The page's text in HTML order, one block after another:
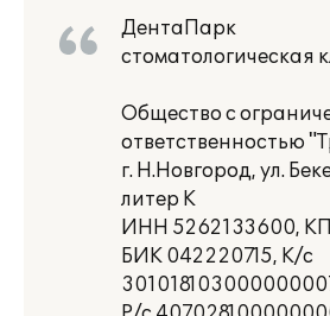
ДентаПарк
стоматологическая
Общество с
ответственностью
г. Н.Новгород, ул.
литер К
ИНН 5262133600,
БИК 042220715, К/с